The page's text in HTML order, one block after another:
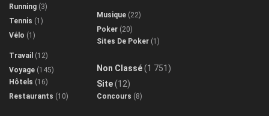
Running (3)
Tennis (1)
Vélo (1)
Travail (12)
Voyage (145)
Hôtels (16)
Restaurants (10)
Musique (22)
Poker (20)
Sites De Poker (1)
Non Classé(1 751)
Site(12)
Concours (8)